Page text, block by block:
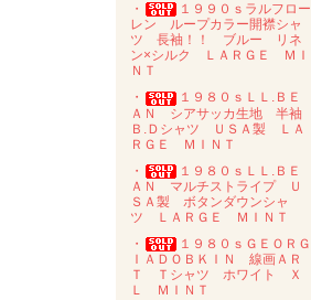
・
１９９０ｓラルフロー
レン ループカラー開襟シャ
ツ 長袖！！ ブルー リネ
ン×シルク ＬＡＲＧＥ ＭＩ
ＮＴ
・
１９８０ｓＬＬ.ＢＥ
ＡＮ シアサッカ生地 半袖
Ｂ.Ｄシャツ ＵＳＡ製 ＬＡ
ＲＧＥ ＭＩＮＴ
・
１９８０ｓＬＬ.ＢＥ
ＡＮ マルチストライプ Ｕ
ＳＡ製 ボタンダウンシャ
ツ ＬＡＲＧＥ ＭＩＮＴ
・
１９８０ｓＧＥＯＲＧ
ＩＡＤＯＢＫＩＮ 線画ＡＲ
Ｔ Ｔシャツ ホワイト Ｘ
Ｌ ＭＩＮＴ